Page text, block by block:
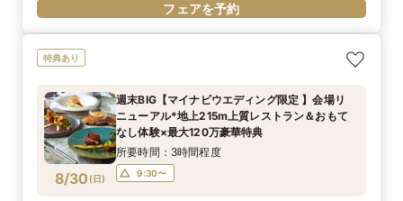
フェアを予約
特典あり
8/30 (日)
週末BIG【マイナビウエディング限定 】会場リ
ニューアル*地上215m上質レストラン＆おもて
なし体験×最大120万豪華特典
所要時間：3時間程度
9:30〜